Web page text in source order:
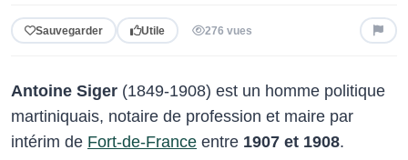
Sauvegarder Utile 276 vues
Antoine Siger (1849-1908) est un homme politique
martiniquais, notaire de profession et maire par
intérim de Fort-de-France entre 1907 et 1908.